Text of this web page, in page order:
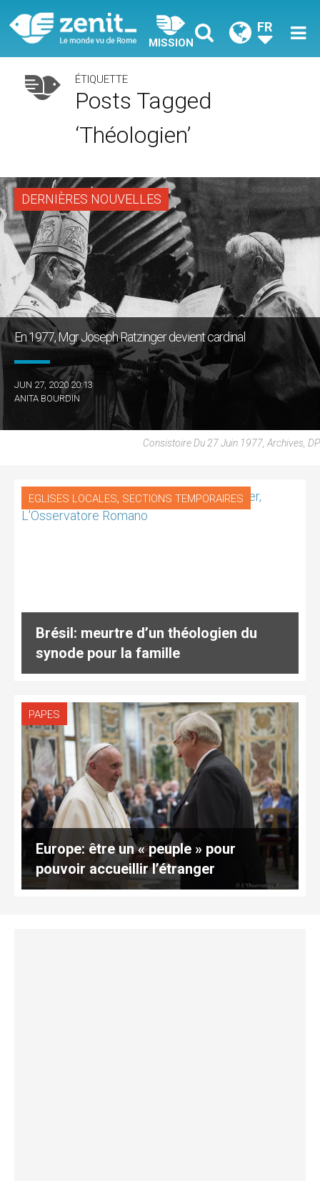
MISSION
FR
ÉTIQUETTE
Posts Tagged
‘théologien’
DERNIÈRES NOUVELLES
En 1977, Mgr Joseph Ratzinger devient cardinal
JUN 27, 2020 20:13
ANITA BOURDIN
Consistoire Du 27 Juin 1977, Archives, DP
EGLISES LOCALES, SECTIONS TEMPORAIRES
Brésil: meurtre d’un théologien du
synode pour la famille
PAPES
Europe: être un « peuple » pour
pouvoir accueillir l’étranger